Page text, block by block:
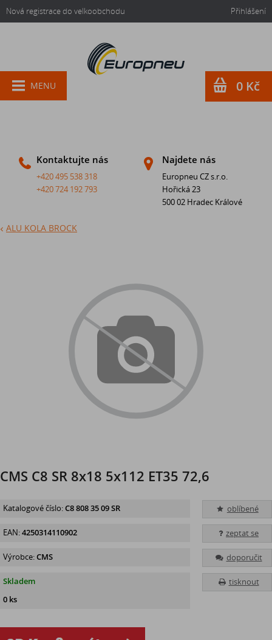
Nová registrace do velkoobchodu Přihlášení
Kontaktujte nás
+420 495 538 318
+420 724 192 793
Najdete nás
Europneu CZ s.r.o.
Hořická 23
500 02 Hradec Králové
MENU 0 Kč
ALU KOLA BROCK
CMS C8 SR 8x18 5x112 ET35 72,6
oblíbené
zeptat se
doporučit
tisknout
Katalogové číslo:C8 808 35 09 SR
EAN:4250314110902
Výrobce:CMS
Skladem
0 ks